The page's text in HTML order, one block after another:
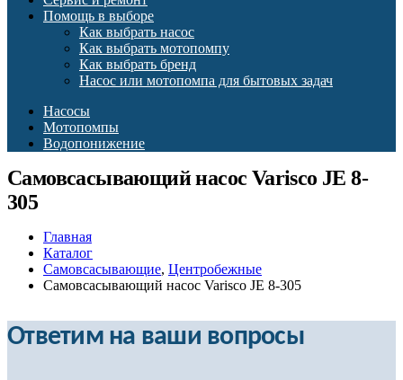
Помощь в выборе
Как выбрать насос
Как выбрать мотопомпу
Как выбрать бренд
Насос или мотопомпа для бытовых задач
Насосы
Мотопомпы
Водопонижение
Самовсасывающий насос Varisco JE 8-
305
Главная
Каталог
Самовсасывающие, Центробежные
Самовсасывающий насос Varisco JE 8-305
Ответим на ваши вопросы